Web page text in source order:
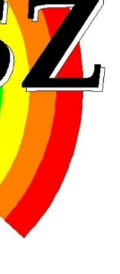
son parti
victoire,